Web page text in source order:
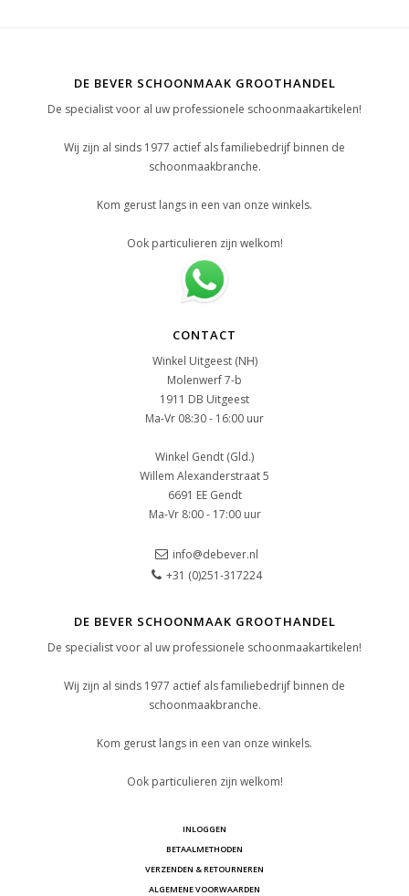
DE BEVER SCHOONMAAK GROOTHANDEL
De specialist voor al uw professionele schoonmaakartikelen!
Wij zijn al sinds 1977 actief als familiebedrijf binnen de
schoonmaakbranche.
Kom gerust langs in een van onze winkels.
Ook particulieren zijn welkom!
CONTACT
Winkel Uitgeest (NH)
Molenwerf 7-b
1911 DB Uitgeest
Ma-Vr 08:30 - 16:00 uur
Winkel Gendt (Gld.)
Willem Alexanderstraat 5
6691 EE Gendt
Ma-Vr 8:00 - 17:00 uur
info@debever.nl
+31 (0)251-317224
DE BEVER SCHOONMAAK GROOTHANDEL
De specialist voor al uw professionele schoonmaakartikelen!
Wij zijn al sinds 1977 actief als familiebedrijf binnen de
schoonmaakbranche.
Kom gerust langs in een van onze winkels.
Ook particulieren zijn welkom!
INLOGGEN
BETAALMETHODEN
VERZENDEN & RETOURNEREN
ALGEMENE VOORWAARDEN